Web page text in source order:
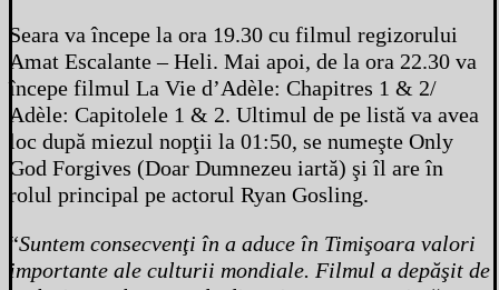
Seara va începe la ora 19.30 cu filmul regizorului
Amat Escalante – Heli. Mai apoi, de la ora 22.30 va
începe filmul La Vie d’Adèle: Chapitres 1 & 2/
Adèle: Capitolele 1 & 2. Ultimul de pe listă va avea
loc după miezul nopţii la 01:50, se numeşte Only
God Forgives (Doar Dumnezeu iartă) şi îl are în
rolul principal pe actorul Ryan Gosling.
“Suntem consecvenţi în a aduce în Timişoara valori
importante ale culturii mondiale. Filmul a depăşit de